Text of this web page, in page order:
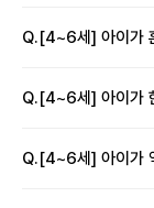
Q.[4~6세] 아이가
Q.[4~6세] 아이가
Q.[4~6세] 아이가